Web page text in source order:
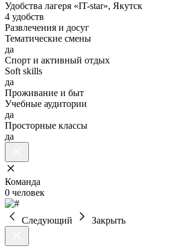
Удобства лагеря «IT-star», Якутск
4 удобств
Развлечения и досуг
Тематические смены
да
Спорт и активный отдых
Soft skills
да
Проживание и быт
Учебные аудитории
да
Просторные классы
да
Команда
0 человек
Следующий Закрыть